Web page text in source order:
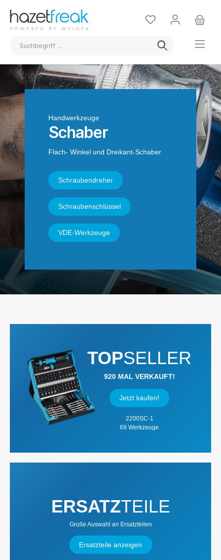
Handwerkzeuge
Schaber
Flach- Winkel und Dreikant-Schaber
Schraubendreher
Schraubenschlüssel
VDE-Werkzeuge
TOPSELLER
920 MAL VERKAUFT!
Jetzt kaufen!
2200SC-1
69 Werkzeuge
ERSATZTEILE
Große Auswahl an Ersatzteilen
Ersatzteile anzeigen